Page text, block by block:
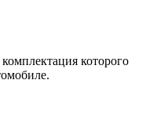
которого